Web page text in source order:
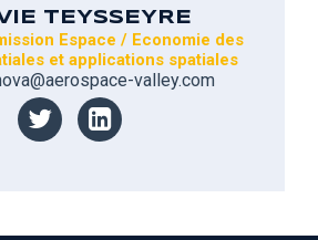
TEYSSEYRE
Espace / Economie des
et applications spatiales
valley.com